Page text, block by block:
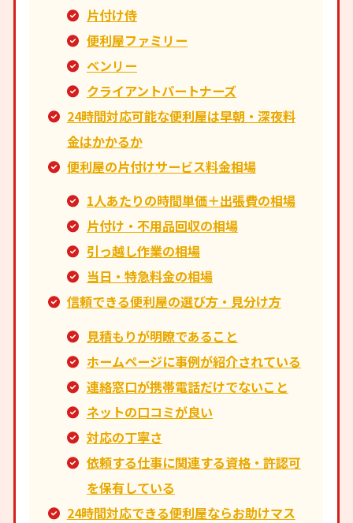
片付け侍
便利屋ファミリー
ベンリー
クライアントパートナーズ
24時間対応可能な便利屋は早朝・深夜料
金はかかるか
便利屋の片付けサービス料金相場
1人あたりの時間単価＋出張費の相場
片付け・不用品回収の相場
引っ越し作業の相場
当日・特急料金の相場
信頼できる便利屋の選び方・見分け方
見積もりが明瞭であること
ホームページに事例が紹介されている
連絡窓口が携帯電話だけでないこと
ネットの口コミが良い
対応の丁寧さ
依頼する仕事に関連する資格・許認可
を保有している
24時間対応できる便利屋ならお助けマス